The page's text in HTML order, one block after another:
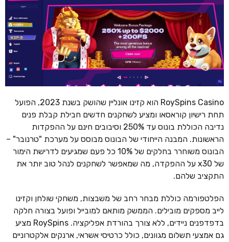
RoySpins Casino הוא קזינו אונליין שהושק בשנת 2023, הפועל
תחת רישיון קוראסאו ומציע לשחקנים חדשים חבילת קבלת פנים
נדיבה הכוללת בונוס עד 250% וסיבובים חינם על ההפקדות
הראשונות. המבנה הייחודי של הבונוס מבוסס על מערכת "טרנובר" –
הבונוס משוחרר בחלקים של 10% כל פעם שמגיעים לדרישת הימור
של x30 על ההפקדה, מה שמאפשר לשחקנים לנהל טוב יותר את
התקציב שלהם.
הפלטפורמה כוללת מבחר רחב של משבצות, משחקי שולחן וקזינו
לייב מספקים מובילים. הממשק מותאם למובייל ופועל בצורה חלקה
בדפדפנים ניידים, ללא צורך בהורדת אפליקציה. RoySpins מציע
גם אמצעי תשלום מגוונים, כולל כרטיסי אשראי, ארנקים אלקטרוניים